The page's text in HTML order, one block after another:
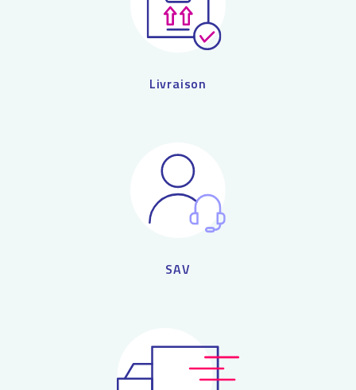
Livraison
SAV